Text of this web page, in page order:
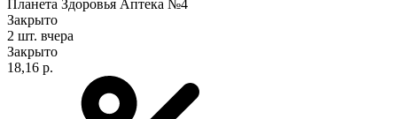
Планета Здоровья Аптека №4
Закрыто
2 шт. вчера
Закрыто
18,16 р.